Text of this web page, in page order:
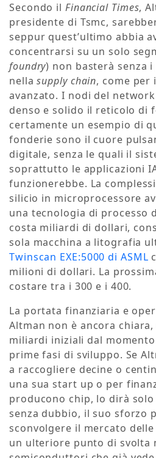
Secondo il Financial Times,
presidente di Tsmc,
seppur quest’ultimo abbia
concentrarsi su un solo
foundry) non basterà senza
nellasupply chain, come per
avanzato. I nodi del
denso e solido il reticolo di
certamente un esempio di
fonderie sono il cuore
digitale, senza le quali il
soprattutto le applicazioni
funzionerebbe. La
silicio in microprocessore
una tecnologia di processo
costa miliardi di dollari,
sola macchina a litografia
Twinscan EXE:5000 di ASML
milioni di dollari. La
costare tra i 300 e i 400.
La portata finanziaria e
Altman non è ancora
miliardi iniziali dal
prime fasi di sviluppo. Se
a raccogliere decine o
una sua start up o per
producono chip, lo dirà
senza dubbio, il suo sforzo
sconvolgere il mercato
un ulteriore punto di svolta